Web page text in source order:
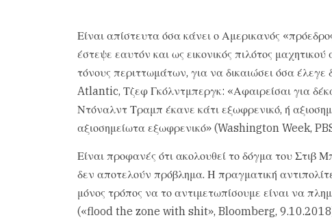
Είναι απίστευτα όσα κάνει ο Αμερικανός
έστεψε εαυτόν και ως εικονικός πιλότος
τόνους περιττωμάτων, για να δικαιώσει όσα έλεγε
Atlantic, Τζεφ Γκόλντμπεργκ: «Αφαιρείσαι για
Ντόναλντ Τραμπ έκανε κάτι εξωφρενικό, ή
αξιοσημείωτα εξωφρενικό» (Washington Week,
Είναι προφανές ότι ακολουθεί το δόγμα του Στιβ
δεν αποτελούν πρόβλημα. Η πραγματική
μόνος τρόπος να το αντιμετωπίσουμε είναι να
(«flood the zone with shit», Bloomberg, 9.10.2018),